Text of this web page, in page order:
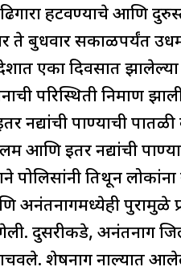
हटवण्याचे आणि
बुधवार सकाळपर्यंत
एका दिवसात
परिस्थिती निर्माण
नद्यांची पाण्याची
आणि इतर नद्यांची
पोलिसांनी तिथून
अनंतनागमध्येही पुरामुळे
दुसरीकडे, अनंतनाग
शेषनाग नाल्यात